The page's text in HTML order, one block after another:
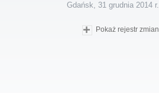
Gdańsk, 31 grudnia 2014 r.
Pokaż rejestr zmian